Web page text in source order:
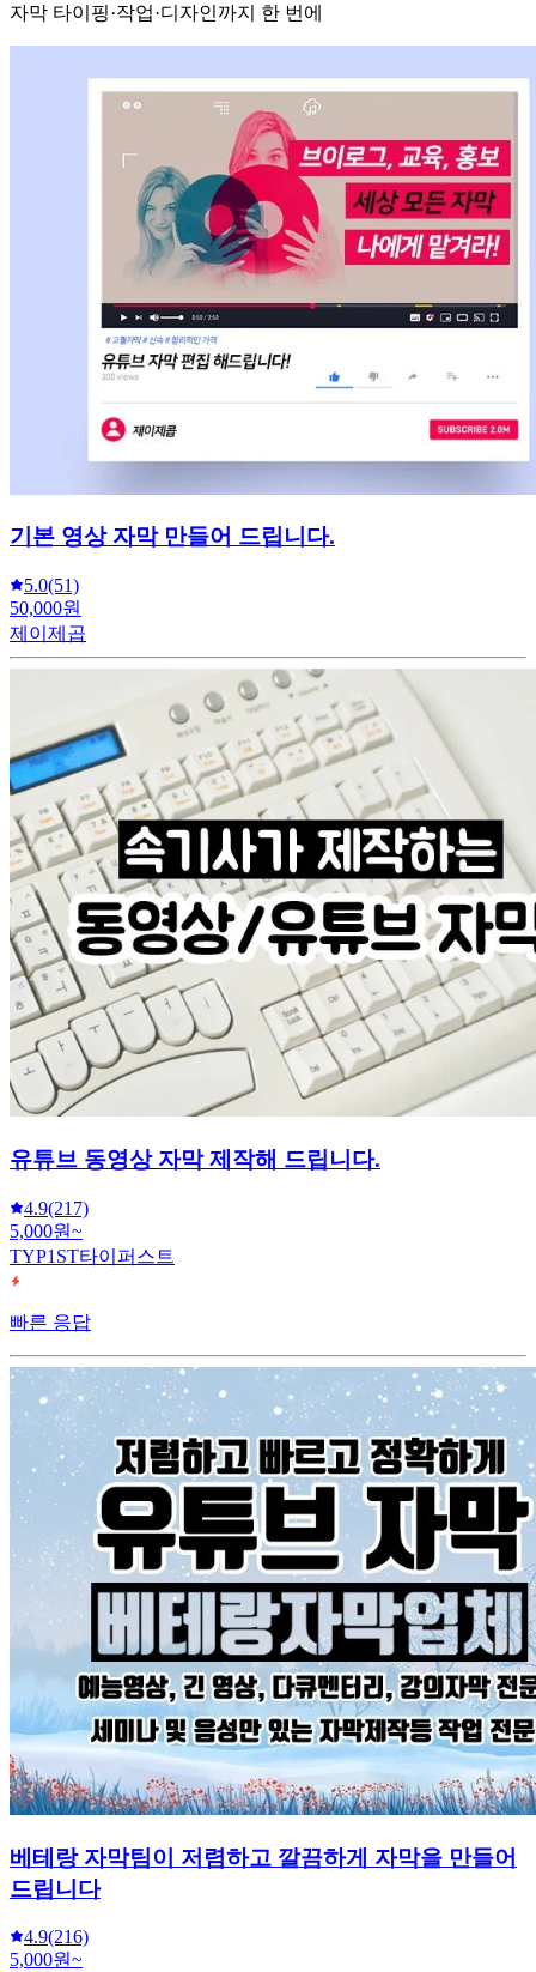
자막 타이핑·작업·디자인까지 한 번에
기본 영상 자막 만들어 드립니다.
5.0(51)
50,000원
제이제곱
유튜브 동영상 자막 제작해 드립니다.
4.9(217)
5,000원~
TYP1ST타이퍼스트
빠른 응답
베테랑 자막팀이 저렴하고 깔끔하게 자막을 만들어
드립니다
4.9(216)
5,000원~